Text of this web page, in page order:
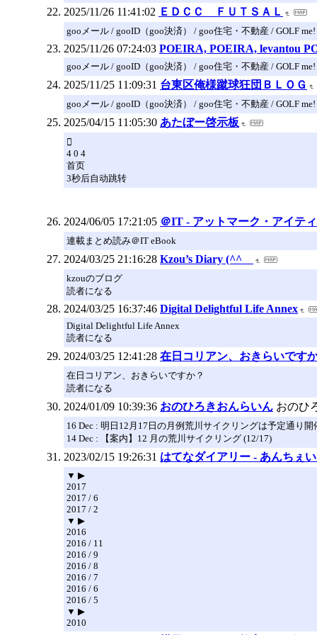
2025/11/26 11:41:02 ＥＤＣＣ ＦＵＴＳＡＬ
gooメール / gooID（goo決済） / goo住宅・不動産 / GOLF me!
2025/11/26 07:24:03 POEIRA, POEIRA, levantou
gooメール / gooID（goo決済） / goo住宅・不動産 / GOLF me!
2025/11/25 11:09:31 台東区俺様蹴球狂団ＢＬＯＧ
gooメール / gooID（goo決済） / goo住宅・不動産 / GOLF me!
2025/04/15 11:05:30 あたぼー啓示板

4 0 4
首页
3秒后自动跳转
2024/06/05 17:21:05 ＠IT - アットマーク・アイティ
連載まとめ読み＠IT eBook
2024/03/25 21:16:28 Kzou’s Diary (^^ゞ
kzouのブログ
読者になる
2024/03/25 16:37:46 Digital Delightful Life Annex
Digital Delightful Life Annex
読者になる
2024/03/25 12:41:28 在日コリアン、おきらいです
在日コリアン、おきらいですか？
読者になる
2024/01/09 10:39:36 おのひろきおんらいん おのひ
16 Dec : 明日12月17日の月例荒川サイクリングは予定通り開
14 Dec : 【案内】12 月の荒川サイクリング (12/17)
2023/02/15 19:26:31 はてなダイアリー - あんちぇ
▼ ▶
2017
2017 / 6
2017 / 2
▼ ▶
2016
2016 / 11
2016 / 9
2016 / 8
2016 / 7
2016 / 6
2016 / 5
▼ ▶
2010